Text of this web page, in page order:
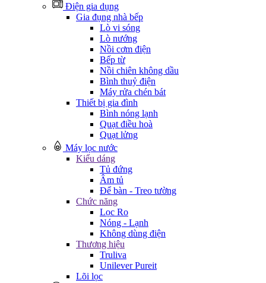
Điện gia dụng
Gia đụng nhà bếp
Lò vi sóng
Lò nướng
Nồi cơm điện
Bếp từ
Nồi chiên không dầu
Bình thuỷ điện
Máy rửa chén bát
Thiết bị gia đình
Bình nóng lạnh
Quạt điều hoà
Quạt lửng
Máy lọc nước
Kiểu dáng
Tủ đứng
Âm tủ
Để bàn - Treo tường
Chức năng
Lọc Ro
Nóng - Lạnh
Không dùng điện
Thương hiệu
Truliva
Unilever Pureit
Lõi lọc